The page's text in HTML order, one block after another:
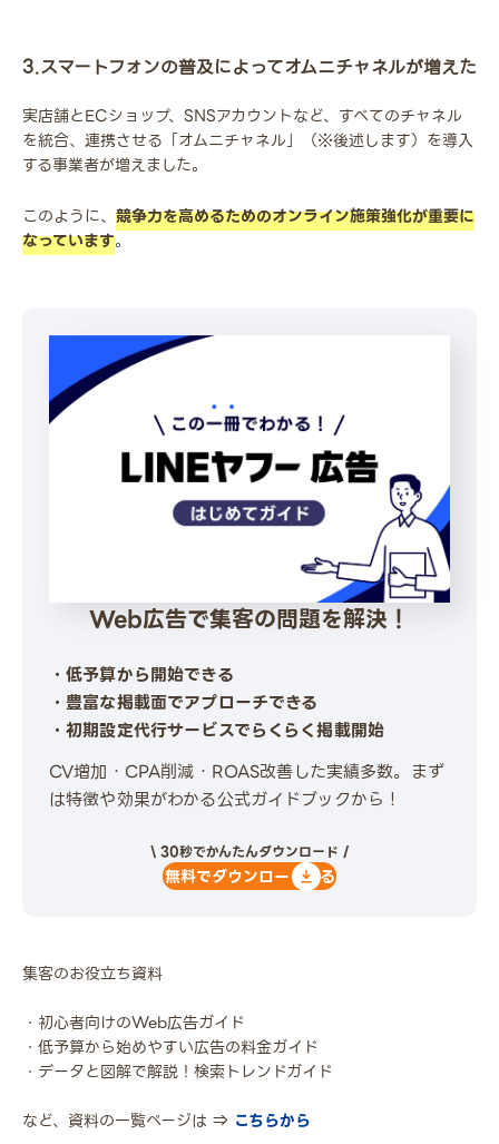
3.スマートフォンの普及によってオムニチャネルが増えた
実店舗とECショップ、SNSアカウントなど、すべてのチャネル
を統合、連携させる「オムニチャネル」（※後述します）を導入
する事業者が増えました。
このように、 競争力を高めるためのオンライン施策強化が重要に
なっています。
Web広告で集客の問題を解決！
・低予算から開始できる
・豊富な掲載面でアプローチできる
・初期設定代行サービスでらくらく掲載開始
CV増加・CPA削減・ROAS改善した実績多数。まず
は特徴や効果がわかる公式ガイドブックから！
\ 30秒でかんたんダウンロード /
無料でダウンロードする
集客のお役立ち資料
・初心者向けのWeb広告ガイド
・低予算から始めやすい広告の料金ガイド
・データと図解で解説！検索トレンドガイド
など、資料の一覧ページは ⇒ こちらから